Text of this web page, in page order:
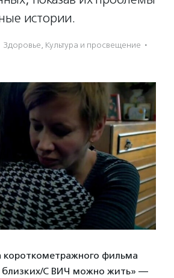
истории.
Здоровье, Культура и просвещение ·
короткометражного фильма
близких/С ВИЧ можно жить» —